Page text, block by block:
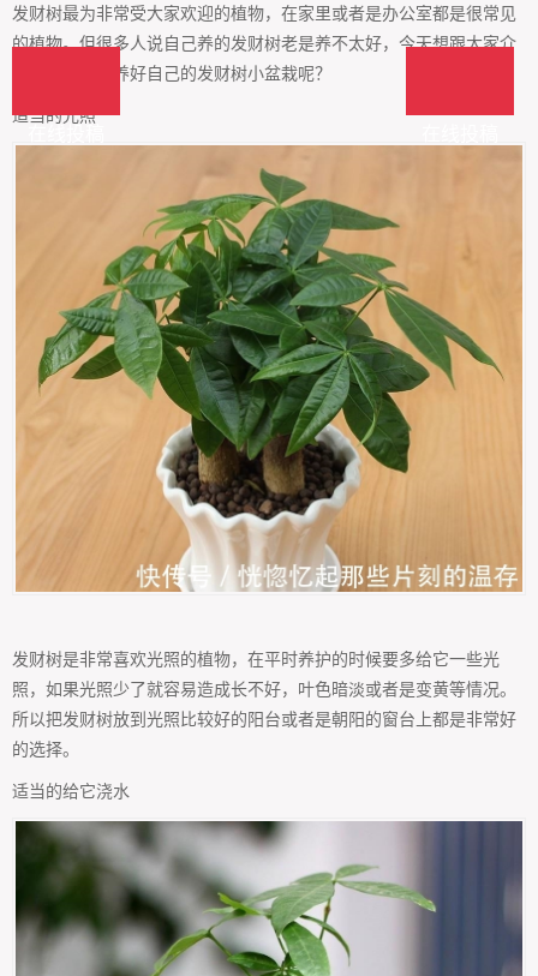
发财树最为非常受大家欢迎的植物，在家里或者是办公室都是很常见
的植物。但很多人说自己养的发财树老是养不太好，今天想跟大家介
绍一下，怎么养好自己的发财树小盆栽呢？
适当的光照
发财树是非常喜欢光照的植物，在平时养护的时候要多给它一些光
照，如果光照少了就容易造成长不好，叶色暗淡或者是变黄等情况。
所以把发财树放到光照比较好的阳台或者是朝阳的窗台上都是非常好
的选择。
适当的给它浇水